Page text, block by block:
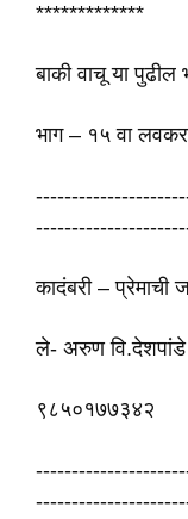
*************
बाकी वाचू या पुढील
भाग – १५ वा
कादंबरी – प्रेमाची
ले- अरुण
९८५०१७७३४२